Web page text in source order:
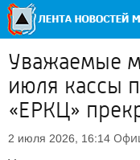
Уважаемые
июля кассы
«ЕРКЦ»
2 июля 2026, 16:14